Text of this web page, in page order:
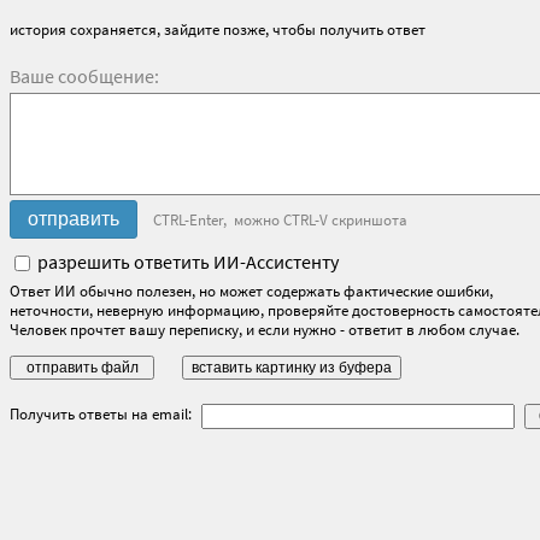
история сохраняется, зайдите позже, чтобы получить ответ
Ваше сообщение:
CTRL-Enter, можно CTRL-V скриншота
разрешить ответить ИИ-Ассистенту
Ответ ИИ обычно полезен, но может содержать фактические ошибки,
неточности, неверную информацию, проверяйте достоверность
Человек прочтет вашу переписку, и если нужно - ответит в любом случае.
Получить ответы на email: